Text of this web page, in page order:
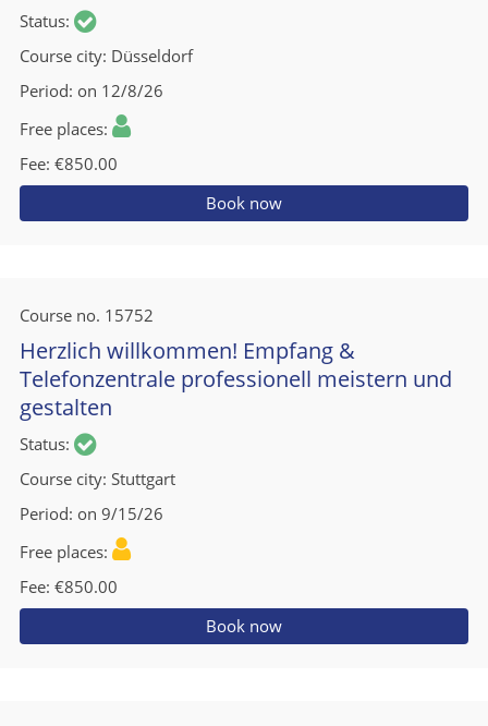
Status
Course city Düsseldorf
Period on 12/8/26
Free places
Fee €850.00
Book now
Course no. 15752
Herzlich willkommen! Empfang &
Telefonzentrale professionell meistern und
gestalten
Status
Course city Stuttgart
Period on 9/15/26
Free places
Fee €850.00
Book now